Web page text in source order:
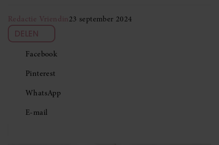
Redactie Vriendin23 september 2024
DELEN
Facebook
Pinterest
WhatsApp
E-mail